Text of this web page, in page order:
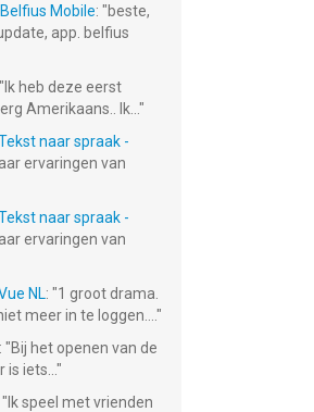
Belfius Mobile: "beste,
app. belfius
Ik heb deze eerst
Amerikaans.. Ik... "
naar spraak -
ervaringen van
naar spraak -
ervaringen van
NL: "1 groot drama.
meer in te loggen.... "
: "Bij het openen van de
iets... "
" Ik speel met vrienden